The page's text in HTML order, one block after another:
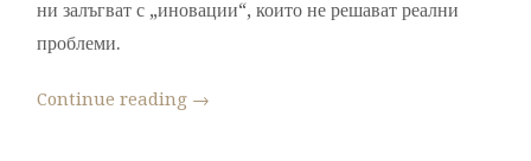
ни залъгват с „иновации“, които не решават реални
проблеми.
Continue reading →